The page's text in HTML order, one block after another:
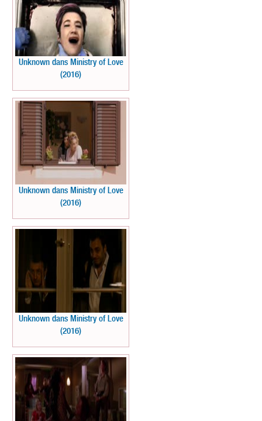
Unknown dans Ministry of Love
(2016)
Unknown dans Ministry of Love
(2016)
Unknown dans Ministry of Love
(2016)